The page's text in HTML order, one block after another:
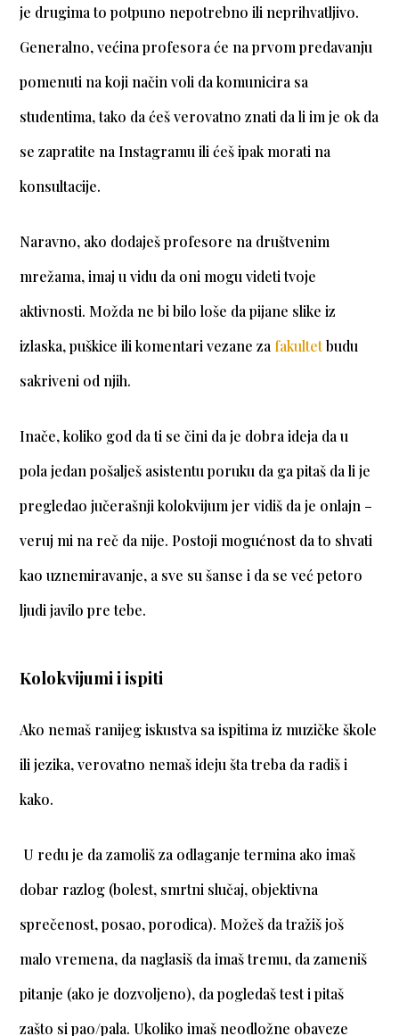
je drugima to potpuno nepotrebno ili neprihvatljivo.
Generalno, većina profesora će na prvom predavanju
pomenuti na koji način voli da komunicira sa
studentima, tako da ćeš verovatno znati da li im je ok da
se zapratite na Instagramu ili ćeš ipak morati na
konsultacije.
Naravno, ako dodaješ profesore na društvenim
mrežama, imaj u vidu da oni mogu videti tvoje
aktivnosti. Možda ne bi bilo loše da pijane slike iz
izlaska, puškice ili komentari vezane za fakultetbudu
sakriveni od njih.
Inače, koliko god da ti se čini da je dobra ideja da u
pola jedan pošalješ asistentu poruku da ga pitaš da li je
pregledao jučerašnji kolokvijum jer vidiš da je onlajn –
veruj mi na reč da nije. Postoji mogućnost da to shvati
kao uznemiravanje, a sve su šanse i da se već petoro
ljudi javilo pre tebe.
Kolokvijumi i ispiti
Ako nemaš ranijeg iskustva sa ispitima iz muzičke škole
ili jezika, verovatno nemaš ideju šta treba da radiš i
kako.
U redu je da zamoliš za odlaganje termina ako imaš
dobar razlog (bolest, smrtni slučaj, objektivna
sprečenost, posao, porodica). Možeš da tražiš još
malo vremena, da naglasiš da imaš tremu, da zameniš
pitanje (ako je dozvoljeno), da pogledaš test i pitaš
zašto si pao/pala. Ukoliko imaš neodložne obaveze